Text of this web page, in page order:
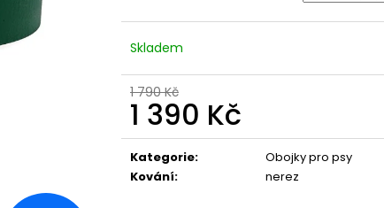
Skladem
1 790 Kč
1 390 Kč
Měrná
cena:
Kategorie:
Obojky pro psy
Kování: nerez